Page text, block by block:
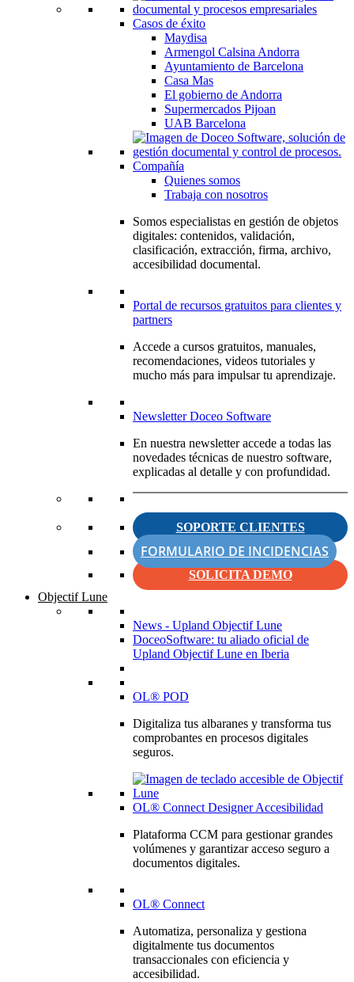
Casos de éxito
Maydisa
Armengol Calsina Andorra
Ayuntamiento de Barcelona
Casa Mas
El gobierno de Andorra
Supermercados Pijoan
UAB Barcelona
Compañía
Quienes somos
Trabaja con nosotros
Somos especialistas en gestión de objetos
digitales: contenidos, validación,
clasificación, extracción, firma, archivo,
accesibilidad documental.
Portal de recursos gratuitos para clientes y
partners
Accede a cursos gratuitos, manuales,
recomendaciones, videos tutoriales y
mucho más para impulsar tu aprendizaje.
Newsletter Doceo Software
En nuestra newsletter accede a todas las
novedades técnicas de nuestro software,
explicadas al detalle y con profundidad.
SOPORTE CLIENTES
FORMULARIO DE INCIDENCIAS
SOLICITA DEMO
Objectif Lune
News - Upland Objectif Lune
DoceoSoftware: tu aliado oficial de
Upland Objectif Lune en Iberia
OL® POD
Digitaliza tus albaranes y transforma tus
comprobantes en procesos digitales
seguros.
OL® Connect Designer Accesibilidad
Plataforma CCM para gestionar grandes
volúmenes y garantizar acceso seguro a
documentos digitales.
OL® Connect
Automatiza, personaliza y gestiona
digitalmente tus documentos
transaccionales con eficiencia y
accesibilidad.